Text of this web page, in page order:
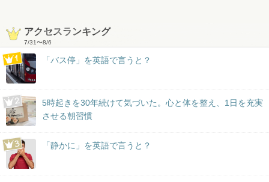
アクセスランキング
7/31〜8/6
「バス停」を英語で言うと？
5時起きを30年続けて気づいた。心と体を整え、1日を充実
させる朝習慣
「静かに」を英語で言うと？